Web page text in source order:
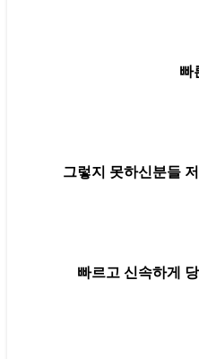
빠
그렇지 못하신분들
빠르고 신속하게